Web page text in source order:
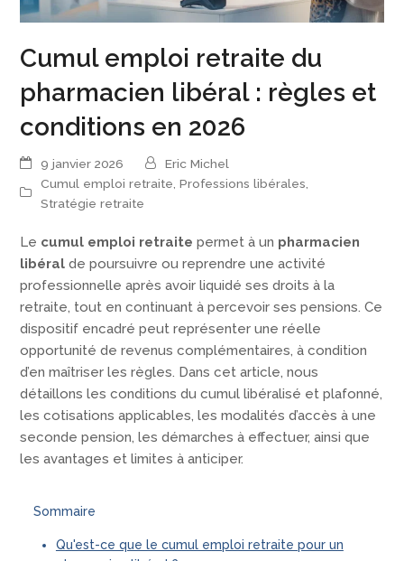
Cumul emploi retraite du
pharmacien libéral : règles et
conditions en 2026
9 janvier 2026
Eric Michel
Cumul emploi retraite ,Professions libérales
Stratégie retraite
Le cumul emploi retraite permet à un pharmacien
libéralde poursuivre ou reprendre une activité
professionnelle après avoir liquidé ses droits à la
retraite, tout en continuant à percevoir ses pensions. Ce
dispositif encadré peut représenter une réelle
opportunité de revenus complémentaires, à condition
d’en maîtriser les règles. Dans cet article, nous
détaillons les conditions du cumul libéralisé et plafonné,
les cotisations applicables, les modalités d’accès à une
seconde pension, les démarches à effectuer, ainsi que
les avantages et limites à anticiper.
Sommaire
Qu'est-ce que le cumul emploi retraite pour un